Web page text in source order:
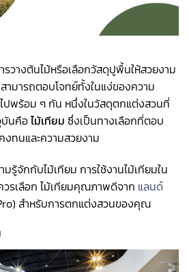
วางต้นไม้หรือเลือกวัสดุปูพื้นให้สวยงาม
ามารถตอบโจทย์ทั้งในแง่ของความ
ปพร้อม ๆ กัน หนึ่งในวัสดุตกแต่งสวนที่
บันคือไม้เทียม ซึ่งเป็นทางเลือกที่ตอบ
งทนและความสวยงาม
รู้จักกับไม้เทียม การใช้งานไม้เทียมใน
รเลือก ไม้เทียมคุณภาพดีจาก แลนด์
สำหรับการตกแต่งสวนของคุณ